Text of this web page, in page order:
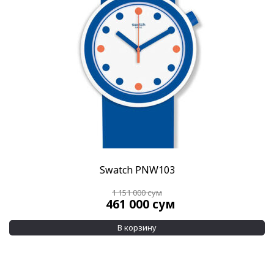
Swatch PNW103
1 151 000сум
461 000 сум
В корзину